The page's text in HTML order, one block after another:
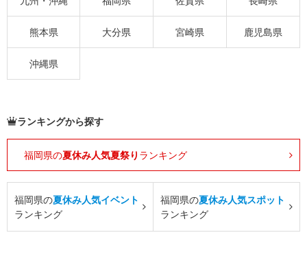
熊本県 大分県 宮崎県 鹿児島県
沖縄県
ランキングから探す
福岡県の夏休み人気夏祭り ランキング
福岡県の夏休み人気イベント
ランキング
福岡県の夏休み人気スポット
ランキング